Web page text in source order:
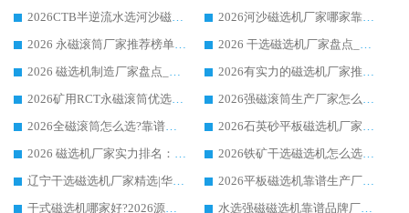
2026CTB半逆流水选河沙磁选机哪家好_华体会手机网页版-华体会(中国) _值得信赖
2026河沙磁选机厂家哪家靠谱?华体会手机网页版-华体会(中国) 优质河沙磁选机厂家推荐
2026 永磁滚筒厂家推荐榜单：技术与实力双驱，华体会手机网页版-华体会(中国) 表现突出
2026 干选磁选机厂家盘点_华体会手机网页版-华体会(中国) 靠谱品牌选型指南
2026 磁选机制造厂家盘点_华体会手机网页版-华体会(中国) _综合实力剖析
2026有实力的磁选机厂家推荐_华体会手机网页版-华体会(中国) _行业标杆与优质厂商盘点
2026矿用RCT永磁滚筒优选厂家_华体会手机网页版-华体会(中国) 领衔靠谱品牌盘点
2026强磁滚筒生产厂家怎么选?行业口碑推荐华体会手机网页版-华体会(中国)
2026全磁滚筒怎么选?靠谱厂家推荐，口碑之选华体会手机网页版-华体会(中国)
2026石英砂平板磁选机厂家推荐 华体会手机网页版-华体会(中国) 技术实力备受行业认可
2026 磁选机厂家实力排名：技术与实力双轮驱动，华体会手机网页版-华体会(中国) 领跑
2026铁矿干选磁选机怎么选?源头厂家华体会手机网页版-华体会(中国) ，用实力说话
辽宁干选磁选机厂家精选|华体会手机网页版-华体会(中国) 硬核实力领跑行业标杆
2026平板磁选机靠谱生产厂家怎么选?行业标杆华体会手机网页版-华体会(中国) ，凭硬实力脱颖而出
干式磁选机哪家好?2026源头厂家推荐_华体会手机网页版-华体会(中国) 强磁磁选机生产厂家
水选强磁磁选机靠谱品牌厂家推荐：华体会手机网页版-华体会(中国) ，技术实力与口碑双在线